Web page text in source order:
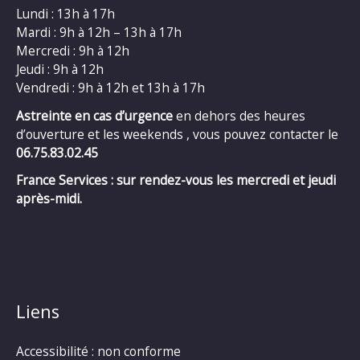
Lundi : 13h à 17h
Mardi : 9h à 12h – 13h à 17h
Mercredi : 9h à 12h
Jeudi : 9h à 12h
Vendredi : 9h à 12h et 13h à 17h
Astreinte en cas d’urgenceen dehors des heures
d’ouverture et les weekends , vous pouvez contacter le
06.75.83.02.45
France Services : sur rendez-vous les mercredi et jeudi
après-midi.
Liens
Accessibilité : non conforme